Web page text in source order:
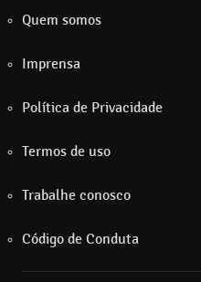
Quem somos
Imprensa
Política de Privacidade
Termos de uso
Trabalhe conosco
Código de Conduta